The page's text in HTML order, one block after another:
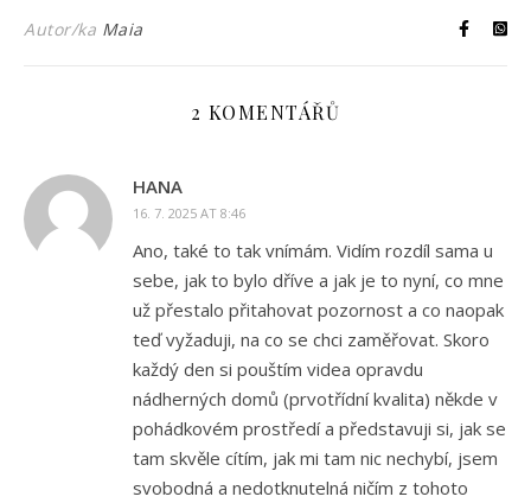
Autor/ka Maia
2 KOMENTÁŘŮ
HANA
16. 7. 2025 AT 8:46
Ano, také to tak vnímám. Vidím rozdíl sama u
sebe, jak to bylo dříve a jak je to nyní, co mne
už přestalo přitahovat pozornost a co naopak
teď vyžaduji, na co se chci zaměřovat. Skoro
každý den si pouštím videa opravdu
nádherných domů (prvotřídní kvalita) někde v
pohádkovém prostředí a představuji si, jak se
tam skvěle cítím, jak mi tam nic nechybí, jsem
svobodná a nedotknutelná ničím z tohoto